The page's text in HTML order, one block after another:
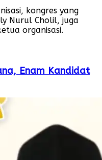
kongres yang
Nurul Cholil, juga
organisasi.
Enam Kandidat